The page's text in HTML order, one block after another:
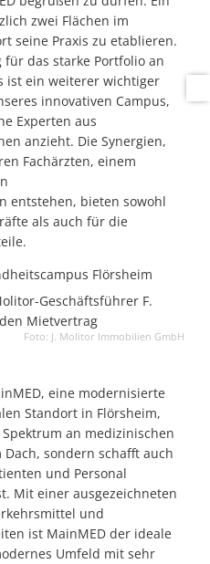
zwei Flächen im
seine Praxis zu etablieren.
das starke Portfolio an
ist ein weiterer wichtiger
innovativen Campus,
Experten aus
anzieht. Die Synergien,
Fachärzten, einem
entstehen, bieten sowohl
als auch für die
Geschäftsführer F.
Mietvertrag
Foto: J. Molitor Immobilien GmbH
eine modernisierte
Standort in Flörsheim,
an medizinischen
sondern schafft auch
und Personal
Mit einer ausgezeichneten
und
ist MainMED der ideale
Umfeld mit sehr